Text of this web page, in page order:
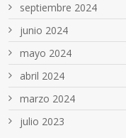
septiembre 2024
junio 2024
mayo 2024
abril 2024
marzo 2024
julio 2023